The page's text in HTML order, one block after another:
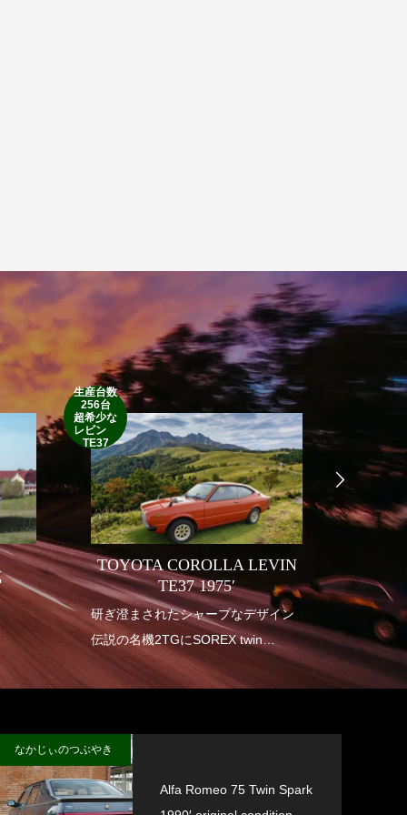
生産台数
256台
超希少な
レビン
TE37
TOYOTA COROLLA LEVIN
TE37 1975′
研ぎ澄まされたシャープなデザイン
伝説の名機2TGにSOREX twin
carburetor
垂涎の幻の一台
1950年
アメリ
も華や
インデ
なかじぃのつぶやき
Alfa Romeo 75 Twin Spark